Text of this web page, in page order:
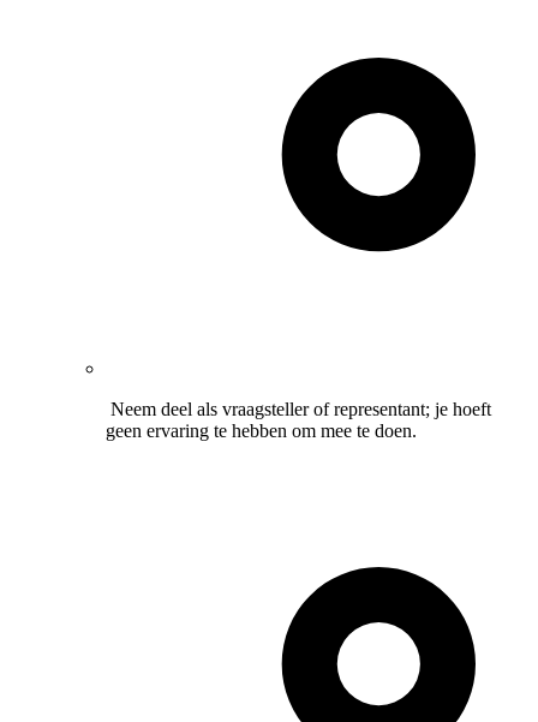
Neem deel als vraagsteller of representant; je hoeft
geen ervaring te hebben om mee te doen.